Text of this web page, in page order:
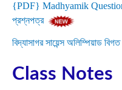
{PDF} Madhyamik Question
প্রশ্নপত্র
বিদ্যাসাগর সায়েন্স অলিম্পিয়াড
Class Notes